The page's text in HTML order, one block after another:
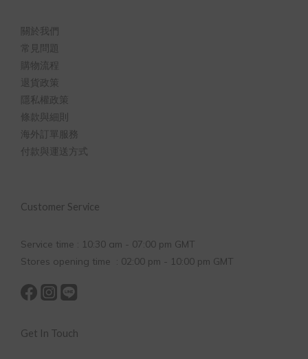
關於我們
常見問題
購物流程
退貨政策
隱私權政策
條款與細則
海外訂單服務
付款與運送方式
Customer Service
Service time : 10:30 am - 07:00 pm GMT
Stores opening time : 02:00 pm - 10:00 pm GMT
Get In Touch